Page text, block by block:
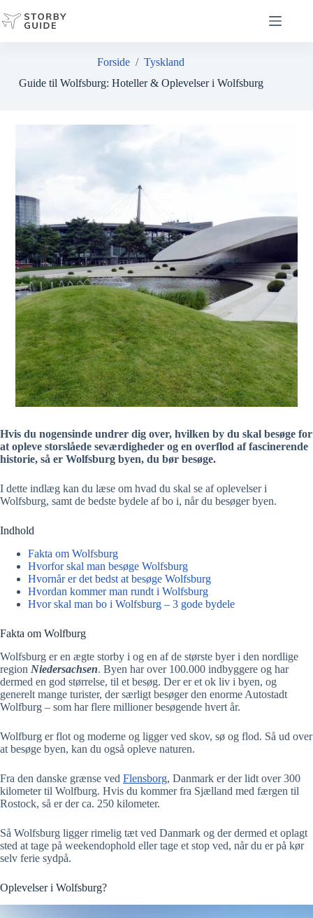
til
indhold
Forside /Tyskland
Guide til Wolfsburg: Hoteller & Oplevelser i Wolfsburg
Hvis du nogensinde undrer dig over, hvilken by du skal besøge for
at opleve storslåede seværdigheder og en overflod af fascinerende
historie, så er Wolfsburg byen, du bør besøge.
I dette indlæg kan du læse om hvad du skal se af oplevelser i
Wolfsburg, samt de bedste bydele af bo i, når du besøger byen.
Indhold
Fakta om Wolfsburg
Hvorfor skal man besøge Wolfsburg
Hvornår er det bedst at besøge Wolfsburg
Hvordan kommer man rundt i Wolfsburg
Hvor skal man bo i Wolfsburg – 3 gode bydele
Fakta om Wolfburg
Wolfsburg er en ægte storby i og en af de største byer i den nordlige
region Niedersachsen. Byen har over 100.000 indbyggere og har
dermed en god størrelse, til et besøg. Der er et ok liv i byen, og
generelt mange turister, der særligt besøger den enorme Autostadt
Wolfburg – som har flere millioner besøgende hvert år.
Wolfburg er flot og moderne og ligger ved skov, sø og flod. Så ud over
at besøge byen, kan du også opleve naturen.
Fra den danske grænse ved Flensborg, Danmark er der lidt over 300
kilometer til Wolfburg. Hvis du kommer fra Sjælland med færgen til
Rostock, så er der ca. 250 kilometer.
Så Wolfsburg ligger rimelig tæt ved Danmark og der dermed et oplagt
sted at tage på weekendophold eller tage et stop ved, når du er på kør
selv ferie sydpå.
Oplevelser i Wolfsburg?